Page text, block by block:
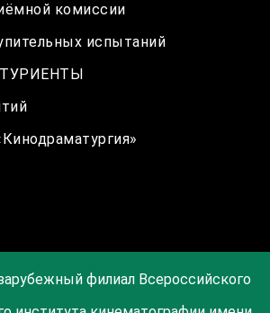
комиссии
испытаний
филиал Всероссийского